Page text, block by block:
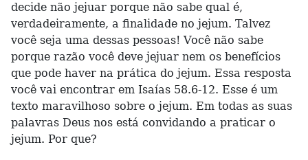
decide não jejuar porque não sabe qual é,
verdadeiramente, a finalidade no jejum. Talvez
você seja uma dessas pessoas! Você não sabe
porque razão você deve jejuar nem os benefícios
que pode haver na prática do jejum. Essa resposta
você vai encontrar em Isaías 58.6-12. Esse é um
texto maravilhoso sobre o jejum. Em todas as suas
palavras Deus nos está convidando a praticar o
jejum. Por que?